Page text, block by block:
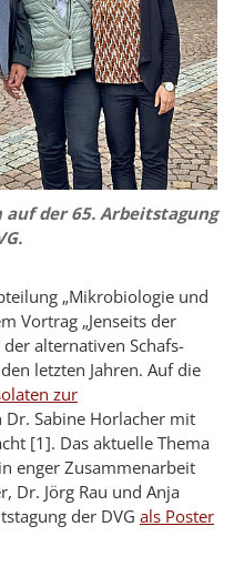
auf der 65. Arbeitstagung
„Mikrobiologie und
Vortrag „Jenseits der
alternativen Schafs-
letzten Jahren. Auf die
zur
Sabine Horlacher mit
[1]. Das aktuelle Thema
enger Zusammenarbeit
Dr. Jörg Rau und Anja
der DVG als Poster